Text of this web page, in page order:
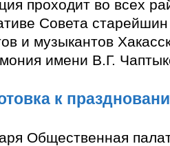
проходит во всех
Совета
и музыкантов
имени В.Г.
к
Общественная